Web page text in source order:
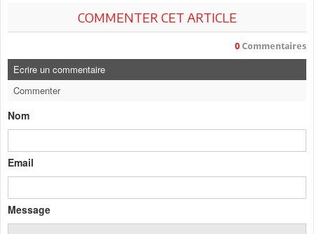
COMMENTER CET ARTICLE
0 Commentaires
Ecrire un commentaire
Commenter
Nom
Email
Message